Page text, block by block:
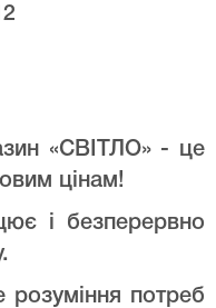
«СВІТЛО» - це
цінам!
і безперервно
розуміння потреб